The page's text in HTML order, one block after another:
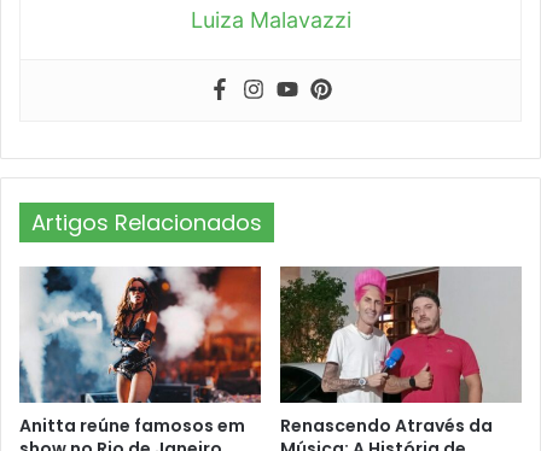
Luiza Malavazzi
Artigos Relacionados
Anitta reúne famosos em
Renascendo Através da